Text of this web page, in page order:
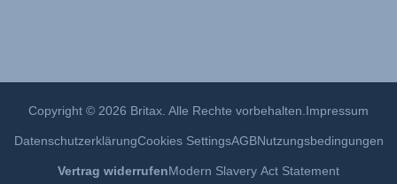
Copyright © 2026 Britax. Alle Rechte vorbehalten. Impressum
DatenschutzerklärungCookies SettingsAGBNutzungsbedingungen
Vertrag widerrufenModern Slavery Act Statement